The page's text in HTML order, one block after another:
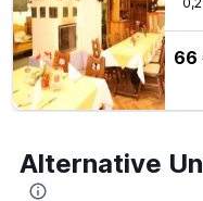
66
Alternative